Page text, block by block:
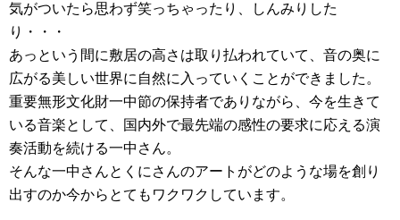
気がついたら思わず笑っちゃったり、しんみりした
り・・・
あっという間に敷居の高さは取り払われていて、音の奥に
広がる美しい世界に自然に入っていくことができました。
重要無形文化財一中節の保持者でありながら、今を生きて
いる音楽として、国内外で最先端の感性の要求に応える演
奏活動を続ける一中さん。
そんな一中さんとくにさんのアートがどのような場を創り
出すのか今からとてもワクワクしています。